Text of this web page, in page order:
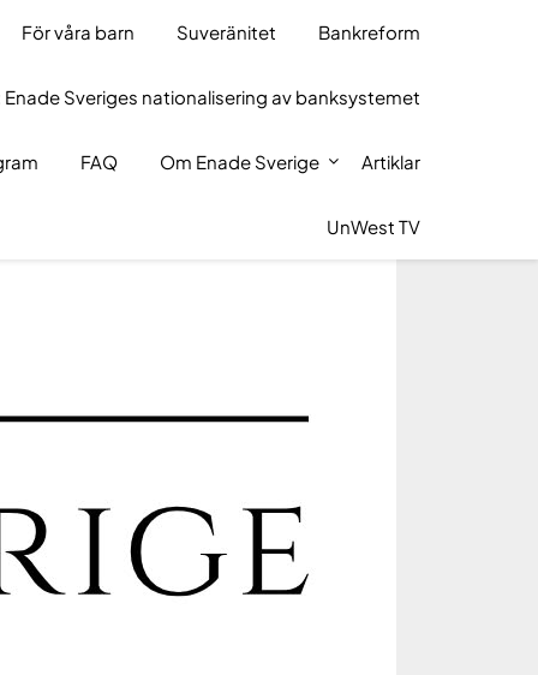
För våra barn Suveränitet Bankreform
Sveriges nationalisering av banksystemet
FAQ Om Enade Sverige Artiklar
UnWest TV